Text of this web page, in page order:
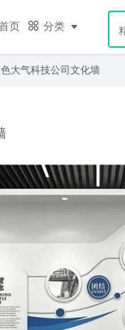
页 分类
大气科技公司文化墙